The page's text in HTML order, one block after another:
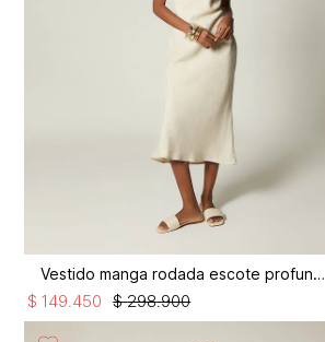
Vestido manga rodada escote profundo
$ 298.900
$ 149.450